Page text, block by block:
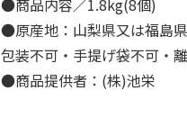
●商品内容／1.8kg(8個)
●原産地：山梨県又は福島
包装不可・手提げ袋不可・
●商品提供者：(株)池栄